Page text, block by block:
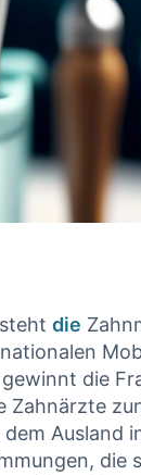
die
die
Ausland
die